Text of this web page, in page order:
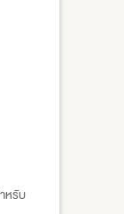
หรับ